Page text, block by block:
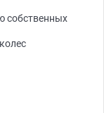
собственных